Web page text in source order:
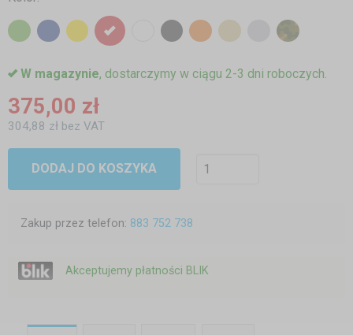
W magazynie, dostarczymy w ciągu 2-3 dni roboczych.
375,00 zł
304,88 zł bez VAT
DODAJ DO KOSZYKA
Zakup przez telefon: 883 752 738
Akceptujemy płatności BLIK